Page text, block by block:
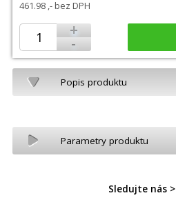
461.98,- bez DPH
+
-
Popis produktu
Parametry produktu
Sledujte nás >